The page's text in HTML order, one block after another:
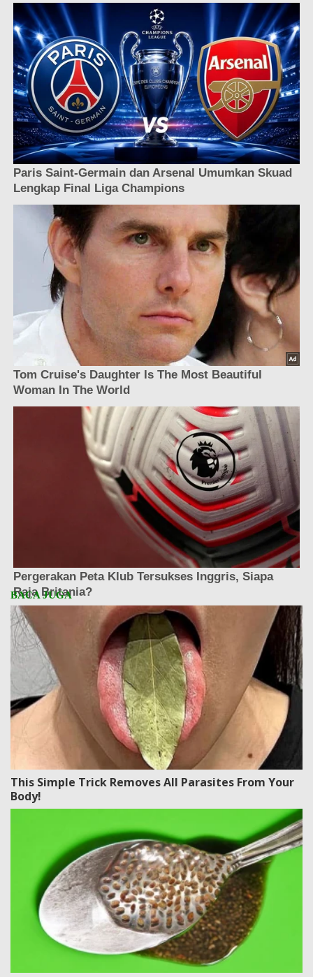
This Simple Trick Removes All Parasites From Your
Body!